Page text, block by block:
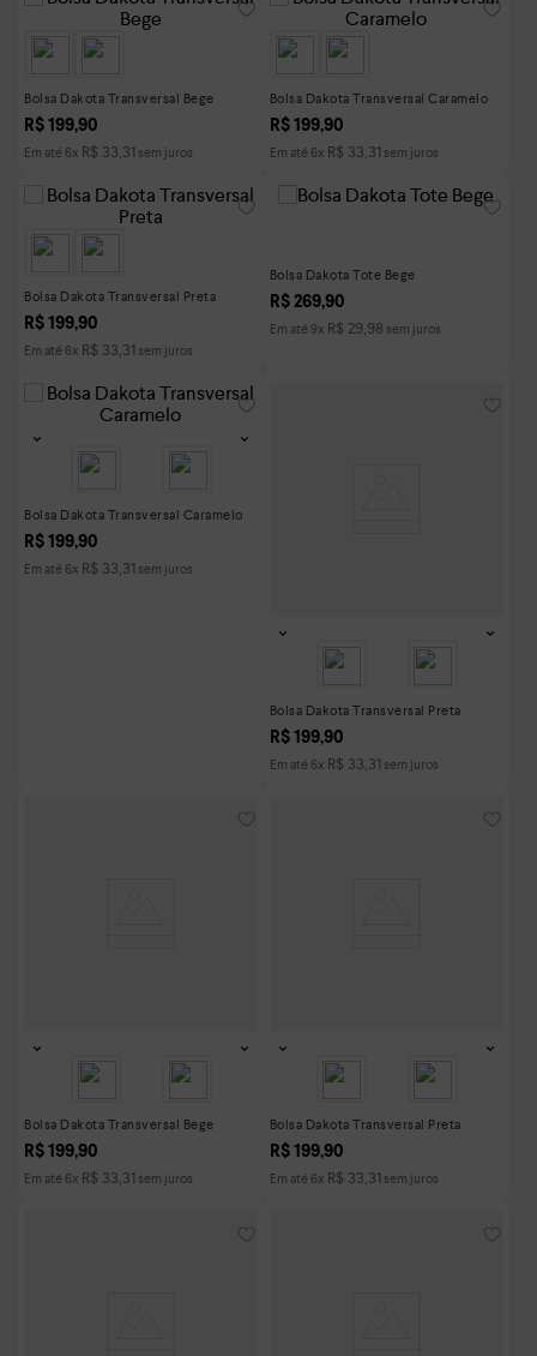
Bolsa Dakota Transversal Bege
R$ 199,90
Em até 6x R$ 33,31 sem juros
Bolsa Dakota Transversal Caramelo
R$ 199,90
Em até 6x R$ 33,31 sem juros
Bolsa Dakota Transversal Preta
R$ 199,90
Em até 6x R$ 33,31 sem juros
Bolsa Dakota Tote Bege
R$ 269,90
Em até 9x R$ 29,98 sem juros
Bolsa Dakota Transversal Caramelo
R$ 199,90
Em até 6x R$ 33,31 sem juros
Bolsa Dakota Transversal Preta
R$ 199,90
Em até 6x R$ 33,31 sem juros
Bolsa Dakota Transversal Bege
R$ 199,90
Em até 6x R$ 33,31 sem juros
Bolsa Dakota Transversal Preta
R$ 199,90
Em até 6x R$ 33,31 sem juros